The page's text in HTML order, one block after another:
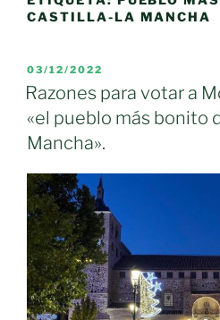
CASTILLA-LA MANCHA
PUBLICADO
EL
03/12/2022
Razones para votar a
«el pueblo más bonito
Mancha».